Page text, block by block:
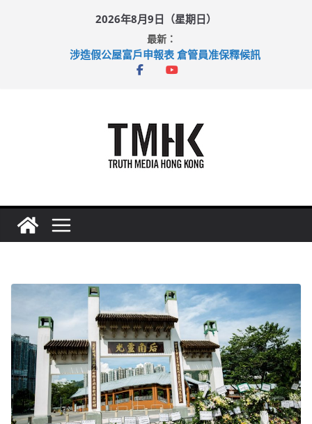
2026年8月9日（星期日）
最新：
涉造假公屋富戶申報表 倉管員准保釋候訊